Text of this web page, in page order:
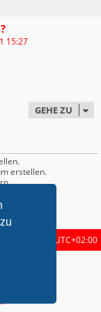
15:27
GEHE ZU
erstellen.
UTC+02:00
by
Limited